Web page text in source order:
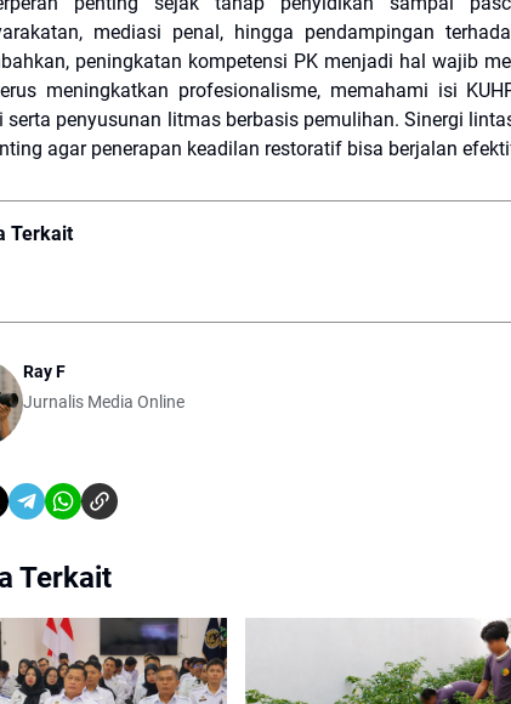
mediasi penal, hingga pendampingan
peningkatan kompetensi PK menjadi hal wajib
meningkatkan profesionalisme, memahami isi
serta penyusunan litmas berbasis pemulihan. Sinergi
agar penerapan keadilan restoratif bisa berjalan
Terkait
Ray F
Jurnalis Media Online
Terkait